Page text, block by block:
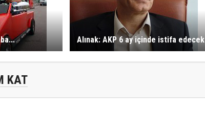
Alınak: AKP 6 ay içinde istifa edecek
KAT